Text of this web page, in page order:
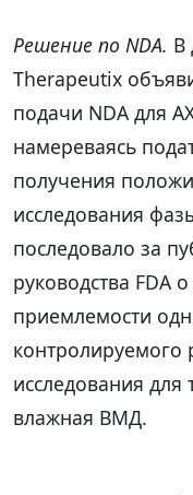
Решение по NDA. В
Therapeutix
подачи NDA для
намереваясь
получения
исследования
последовало за
руководства FDA
приемлемости
контролируемого
исследования для
влажная ВМД.